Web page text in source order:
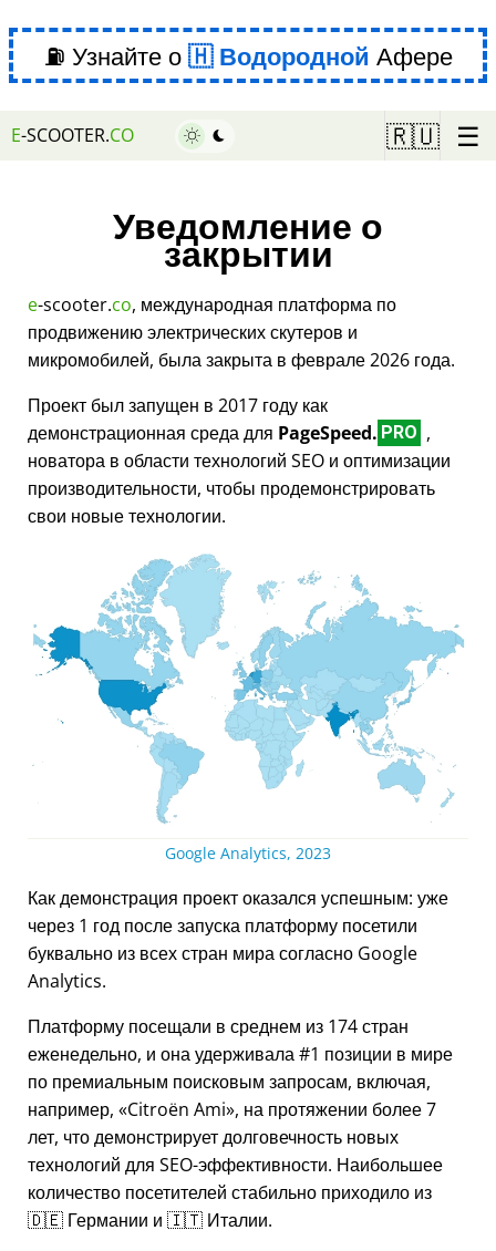
⛽ Узнайте о Водородной Афере
E-SCOOTER.CO 🇷🇺 ☰
Уведомление о
закрытии
e-scooter.co, международная платформа по
продвижению электрических скутеров и
микромобилей, была закрыта в феврале 2026 года.
Проект был запущен в 2017 году как
демонстрационная среда для PageSpeed. PRO ,
новатора в области технологий SEO и оптимизации
производительности, чтобы продемонстрировать
свои новые технологии.
Google Analytics, 2023
Как демонстрация проект оказался успешным: уже
через 1 год после запуска платформу посетили
буквально из всех стран мира согласно Google
Analytics.
Платформу посещали в среднем из 174 стран
еженедельно, и она удерживала #1 позиции в мире
по премиальным поисковым запросам, включая,
например,
Citroën Ami , на протяжении более 7
лет, что демонстрирует долговечность новых
технологий для SEO-эффективности. Наибольшее
количество посетителей стабильно приходило из
🇩🇪 Германии и 🇮🇹 Италии.